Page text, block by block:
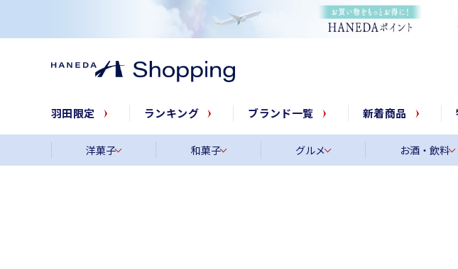
羽田限定 ランキング ブランド一覧 新着商品
洋菓子 和菓子 グルメ お酒・飲料